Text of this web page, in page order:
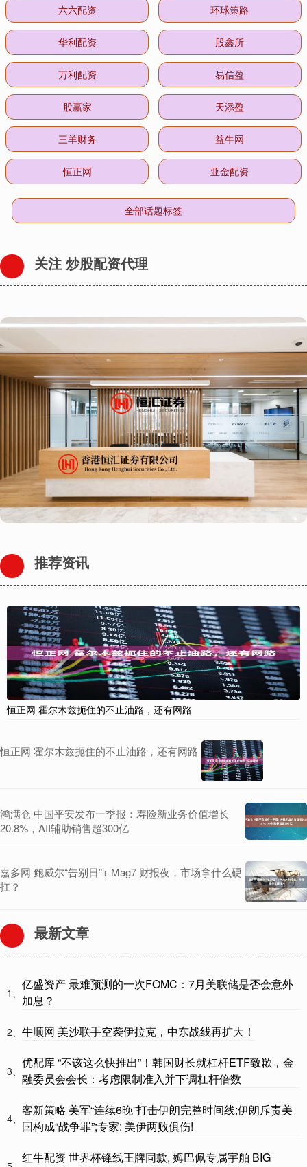
六六配资 环球策路
华利配资 股鑫所
万利配资 易信盈
股赢家 天添盈
三羊财务 益牛网
恒正网 亚金配资
全部话题标签
关注 炒股配资代理
推荐资讯
恒正网 霍尔木兹扼住的不止油路，还有网路
恒正网 霍尔木兹扼住的不止油路，还有网路
鸿满仓 中国平安发布一季报：寿险新业务价值增长
20.8%，AII辅助销售超300亿
嘉多网 鲍威尔“告别日”+ Mag7 财报夜，市场拿什么硬
扛？
最新文章
1、
亿盛资产 最难预测的一次FOMC：7月美联储是否会意外
加息？
2、 牛顺网 美沙联手空袭伊拉克，中东战线再扩大！
3、
优配库 “不该这么快推出”！韩国财长就杠杆ETF致歉，金
融委员会会长：考虑限制准入并下调杠杆倍数
4、
客新策略 美军“连续6晚”打击伊朗完整时间线;伊朗斥责美
国构成“战争罪”;专家: 美伊两败俱伤!
红牛配资 世界杯锋线王牌同款, 姆巴佩专属宇舶 BIG